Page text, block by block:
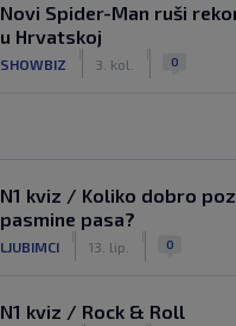
Novi Spider-Man ruši
u Hrvatskoj
SHOWBIZ 3. kol. 0
N1 kviz / Koliko dobro
pasmine pasa?
LJUBIMCI 13. lip. 0
N1 kviz / Rock & Roll